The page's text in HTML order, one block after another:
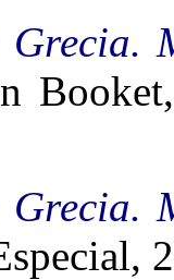
Grecia.
Grecia.